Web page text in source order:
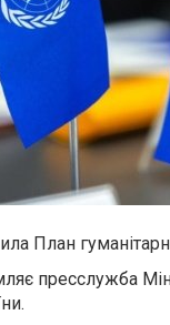
План
пресслужба